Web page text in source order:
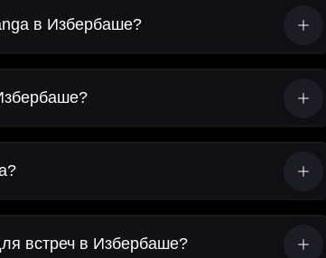
в Избербаше?
встреч в Избербаше?